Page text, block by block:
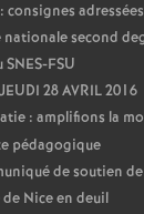
adressées
second
FSU
28 AVRIL 2016
: amplifions la
pédagogique
de soutien de
de Nice en deuil